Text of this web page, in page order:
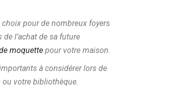
choix pour de nombreux foyers
l’achat de sa future
moquette pour votre maison.
à considérer lors de
votre bibliothèque.